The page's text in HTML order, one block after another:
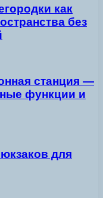
как
без
станция —
функции и
для